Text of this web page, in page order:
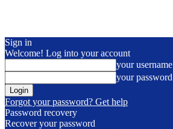
Sign in
Welcome! Log into your account
your username
your password
Forgot your password? Get help
Password recovery
Recover your password